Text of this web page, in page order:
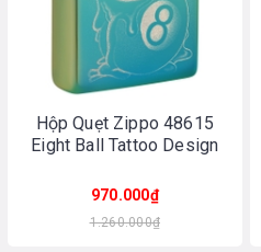
Hộp Quẹt Zippo 48615
Eight Ball Tattoo Design
970.000₫
1.260.000₫